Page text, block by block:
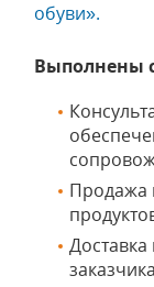
обуви».
Выполнены
Продажа
заказчика